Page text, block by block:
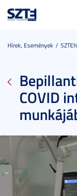
Hírek, Események
COVID